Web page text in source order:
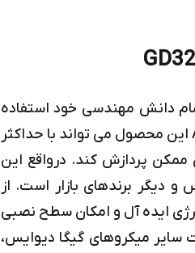
دانش مهندسی خود استفاده
کرده است. دقیقا به همین خاطر، پردازنده مرکزی ARM Cortex M3 این محصول می تواند با حداکثر
زمان ممکن پردازش کند. درواقع این
و دیگر برندهای بازار است. از
ایده آل و امکان سطح نصبی
میکروهای گیگا دیوایس،